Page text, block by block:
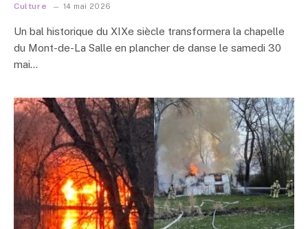
Culture 14 mai 2026
Un bal historique du XIXe siècle transformera la chapelle
du Mont-de-La Salle en plancher de danse le samedi 30
mai…